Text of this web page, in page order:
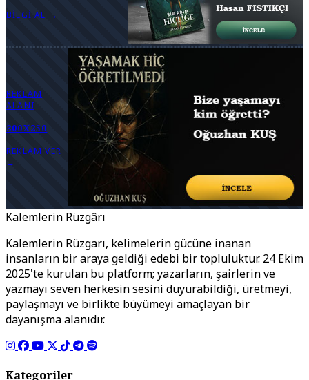
BILGI AL →
REKLAM
ALANI
300X250
REKLAM VER
→
Kalemlerin Rüzgârı
Kalemlerin Rüzgarı, kelimelerin gücüne inanan
insanların bir araya geldiği edebi bir topluluktur. 24 Ekim
2025'te kurulan bu platform; yazarların, şairlerin ve
yazmayı seven herkesin sesini duyurabildiği, üretmeyi,
paylaşmayı ve birlikte büyümeyi amaçlayan bir
dayanışma alanıdır.
Kategoriler